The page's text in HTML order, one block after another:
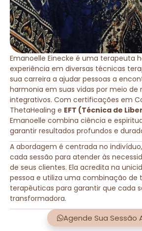
Emanoelle Einecke é uma terapeuta
experiência em diversas técnicas
sua carreira a ajudar pessoas a
harmonia em suas vidas por meio de
integrativos. Com certificações em
ThetaHealing e EFT (Técnica de
Emanoelle combina ciência e
garantir resultados profundos e
A abordagem é centrada no
cada sessão para atender às
de seus clientes. Ela acredita na
pessoa e utiliza uma combinação de
terapêuticas para garantir que cada
transformadora.
Agende Sua Sessão